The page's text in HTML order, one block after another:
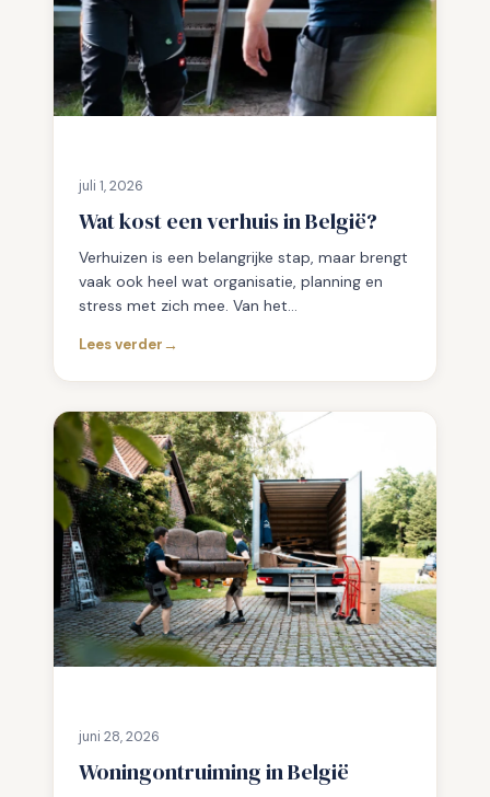
a
s
t
g
o
e
e
e
e
juli 1, 2026
Wat kost een verhuis in België?
Verhuizen is een belangrijke stap, maar brengt
vaak ook heel wat organisatie, planning en
stress met zich mee. Van het…
Lees verder
:
t
k
o
s
t
e
e
n
v
e
r
i
n
juni 28, 2026
Woningontruiming in België